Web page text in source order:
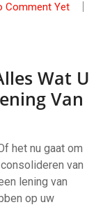
Comment Yet
Wat U
Van
het nu gaat om
van
lening van
op uw